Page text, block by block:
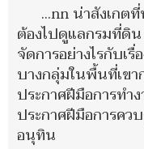
…nn น่าสังเกต
ต้องไปดูแลกรมที่ดิ
จัดการอย่างไรกับเ
บางกลุ่มในพื้นที่เขา
ประกาศฝีมือการทำ
ประกาศฝีมือการคว
อนุทิน